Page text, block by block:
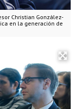
Christian González-
en la generación de